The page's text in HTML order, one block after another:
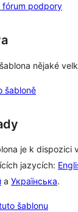
fórum podpory
nějaké
šabloně
je k dispozici
jazycích:
a Українська.
šablonu